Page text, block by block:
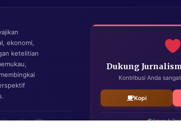
ekonomi,
ketelitian
Dukung
Kontribusi Anda
Kopi
Aman &